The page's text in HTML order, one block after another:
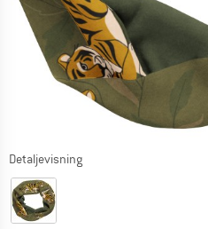
Detaljevisning